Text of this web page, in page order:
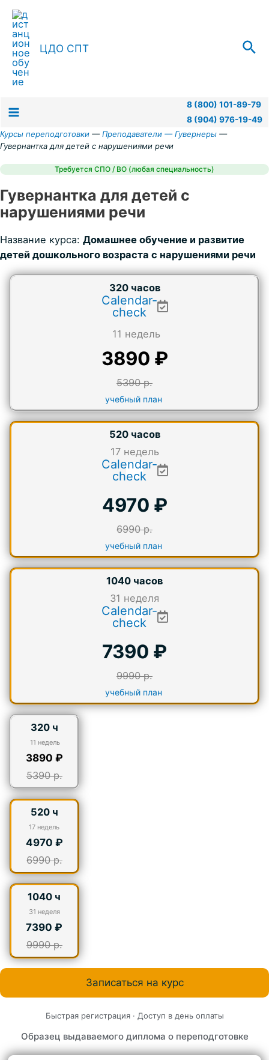
Перейти
содержимому
ЦДО СПТ
Menu
8 (800) 101-89-79
8 (904) 976-19-49
Курсы переподготовки —Преподаватели —Гувернеры —
Гувернантка для детей с нарушениями речи
Требуется СПО / ВО (любая специальность)
Гувернантка для детей с
нарушениями речи
Название курса: Домашнее обучение и развитие
детей дошкольного возраста с нарушениями речи
320 часов
Calendar-
check
11 недель
3890 ₽
5390 р.
учебный план
520 часов
17недель
Calendar-
check
4970 ₽
6990 р.
учебный план
1040 часов
31 неделя
Calendar-
check
7390 ₽
9990 р.
учебный план
320 ч
11 недель
3890 ₽
5390 р.
520 ч
17 недель
4970 ₽
6990 р.
1040 ч
31 неделя
7390 ₽
9990 р.
Записаться на курс
Быстрая регистрация · Доступ в день оплаты
Образец выдаваемого диплома о переподготовке